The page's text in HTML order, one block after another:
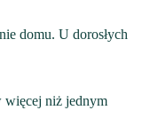
domu. U dorosłych
więcej niż jednym